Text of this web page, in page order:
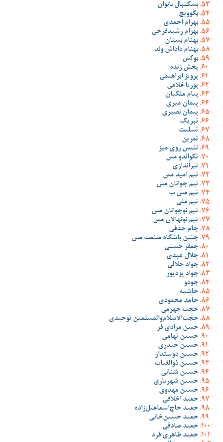
بسکتبال بانوان
بگوویچ
بهرام احمدی
بهرام رشیدفرخی
بهنام بستان
بهنام داداش وند
بوکس
پخش زنده
پرویز ابراهیمی
پوریا غلامی
پیام ملکیان
پیمان میری
پیمان نصیری
تبریک
تسلیت
تمرین
تنیس روی میز
تکواندو مس
تیراندازی
تیم امید مس
تیم جوانان مس
تیم مس ب
تیم ملی
تیم نوجوانان مس
تیم نونهالان مس
جام حذفی
جشن باشگاه صنعت مس
جعفر حسنی
جلال عبدی
جواد جلالی
جواد یزدپور
جودو
حاشیه
حامد محمودی
حجت جهرمی
حجت‌الاسلام‌والمسلمین توحیدی
حسن مرادی فر
حسین تهامی
حسین حیدری
حسین دوستدار
حسین ذوالغیاث
حسین شنانی
حسین شهریاری
حسین مهدوی
حمید اخلاقی
حمید حاج‌اسماعیل‌زاده
حمید حسین‌خانی
حمید صادقی
حمید طاهری فرد